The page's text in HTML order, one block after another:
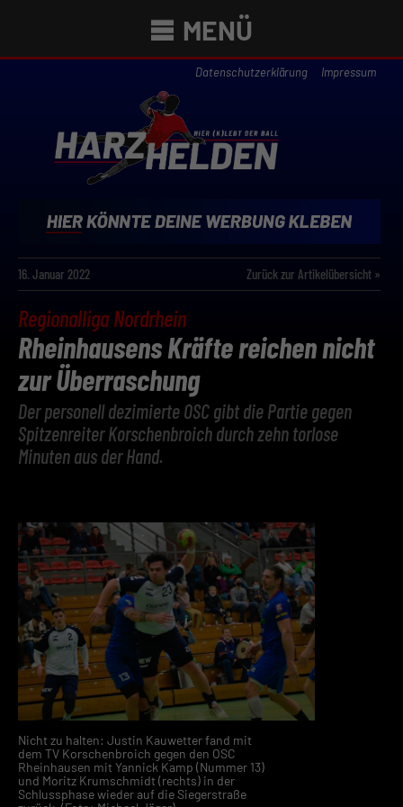
MENÜ
Datenschutzerklärung Impressum
16. Januar 2022 Zurück zur Artikelübersicht »
Regionalliga Nordrhein
Rheinhausens Kräfte reichen nicht
zur Überraschung
Der personell dezimierte OSC gibt die Partie gegen
Spitzenreiter Korschenbroich durch zehn torlose
Minuten aus der Hand.
Nicht zu halten: Justin Kauwetter fand mit
dem TV Korschenbroich gegen den OSC
Rheinhausen mit Yannick Kamp (Nummer 13)
und Moritz Krumschmidt (rechts) in der
Schlussphase wieder auf die Siegerstraße